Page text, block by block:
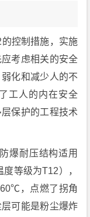
控制措施，实施
考虑相关的安全
化和减少人的不
工人的内在安全
保护的工程技术
爆耐压结构适用
等级为T12），
，点燃了拐角
可能是粉尘爆炸